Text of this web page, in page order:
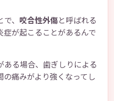
、 咬合性外傷と呼ばれる
が起こることがあるんで
る場合、歯ぎしりによる
痛みがより強くなってし